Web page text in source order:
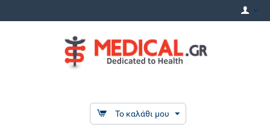
Το καλάθι μου